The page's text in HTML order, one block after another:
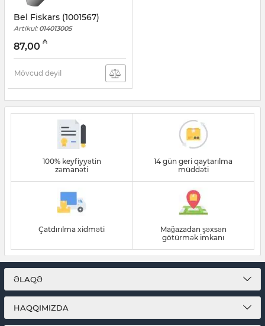
Bel Fiskars (1001567)
Artikul: 014013005
87,00 ₼
Mövcud deyil
100% keyfiyyətin
zəmanəti
14 gün geri qaytarılma
müddəti
Çatdırılma xidməti
Mağazadan şəxsən
götürmək imkanı
ƏLAQƏ
HAQQIMIZDA